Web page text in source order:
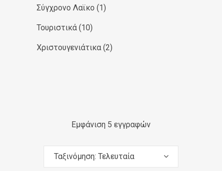
Σύγχρονο Λαϊκο (1)
Τουριστικά (10)
Χριστουγενιάτικα (2)
Εμφάνιση 5 εγγραφών
Ταξινόμηση: Τελευταία